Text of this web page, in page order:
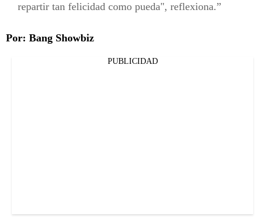
repartir tan felicidad como pueda", reflexiona.
Por: Bang Showbiz
PUBLICIDAD